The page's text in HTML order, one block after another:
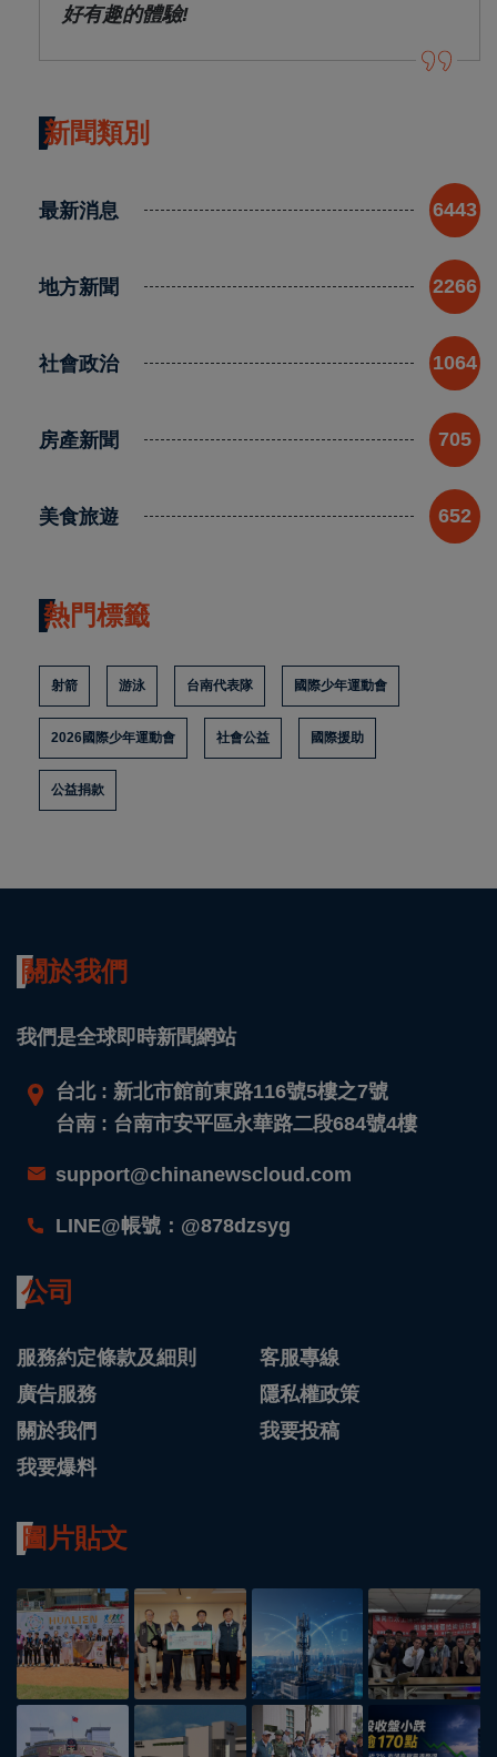
好有趣的體驗!
新聞類別
最新消息 6443
地方新聞 2266
社會政治 1064
房產新聞 705
美食旅遊 652
熱門標籤
射箭 游泳 台南代表隊 國際少年運動會
2026國際少年運動會 社會公益 國際援助
公益捐款
關於我們
我們是全球即時新聞網站
台北 : 新北市館前東路116號5樓之7號
台南 : 台南市安平區永華路二段684號4樓
support@chinanewscloud.com
LINE@帳號：@878dzsyg
公司
服務約定條款及細則
客服專線
廣告服務
隱私權政策
關於我們
我要投稿
我要爆料
圖片貼文